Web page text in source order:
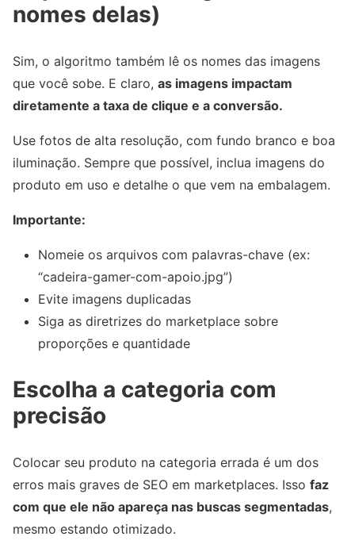
nomes delas)
Sim, o algoritmo também lê os nomes das imagens
que você sobe. E claro, as imagens impactam
diretamente a taxa de clique e a conversão.
Use fotos de alta resolução, com fundo branco e boa
iluminação. Sempre que possível, inclua imagens do
produto em uso e detalhe o que vem na embalagem.
Importante:
Nomeie os arquivos com palavras-chave (ex:
“cadeira-gamer-com-apoio.jpg”)
Evite imagens duplicadas
Siga as diretrizes do marketplace sobre
proporções e quantidade
Escolha a categoria com
precisão
Colocar seu produto na categoria errada é um dos
erros mais graves de SEO em marketplaces. Isso faz
com que ele não apareça nas buscas segmentadas,
mesmo estando otimizado.